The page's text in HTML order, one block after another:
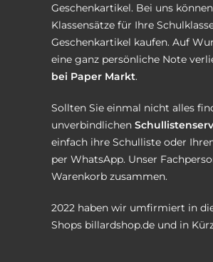
Geschenkartikel. Bei uns
Klassensätze für Ihre
Geschenkartikel kaufen. Auf
eine ganz persönliche Note
bei Paper Markt.
Sollten Sie einmal nicht alles
unverbindlichen
einfach ihre Schulliste oder
per WhatsApp. Unser
Warenkorb zusammen.
2022 haben wir umfirmiert in
Shops billardshop.de und in